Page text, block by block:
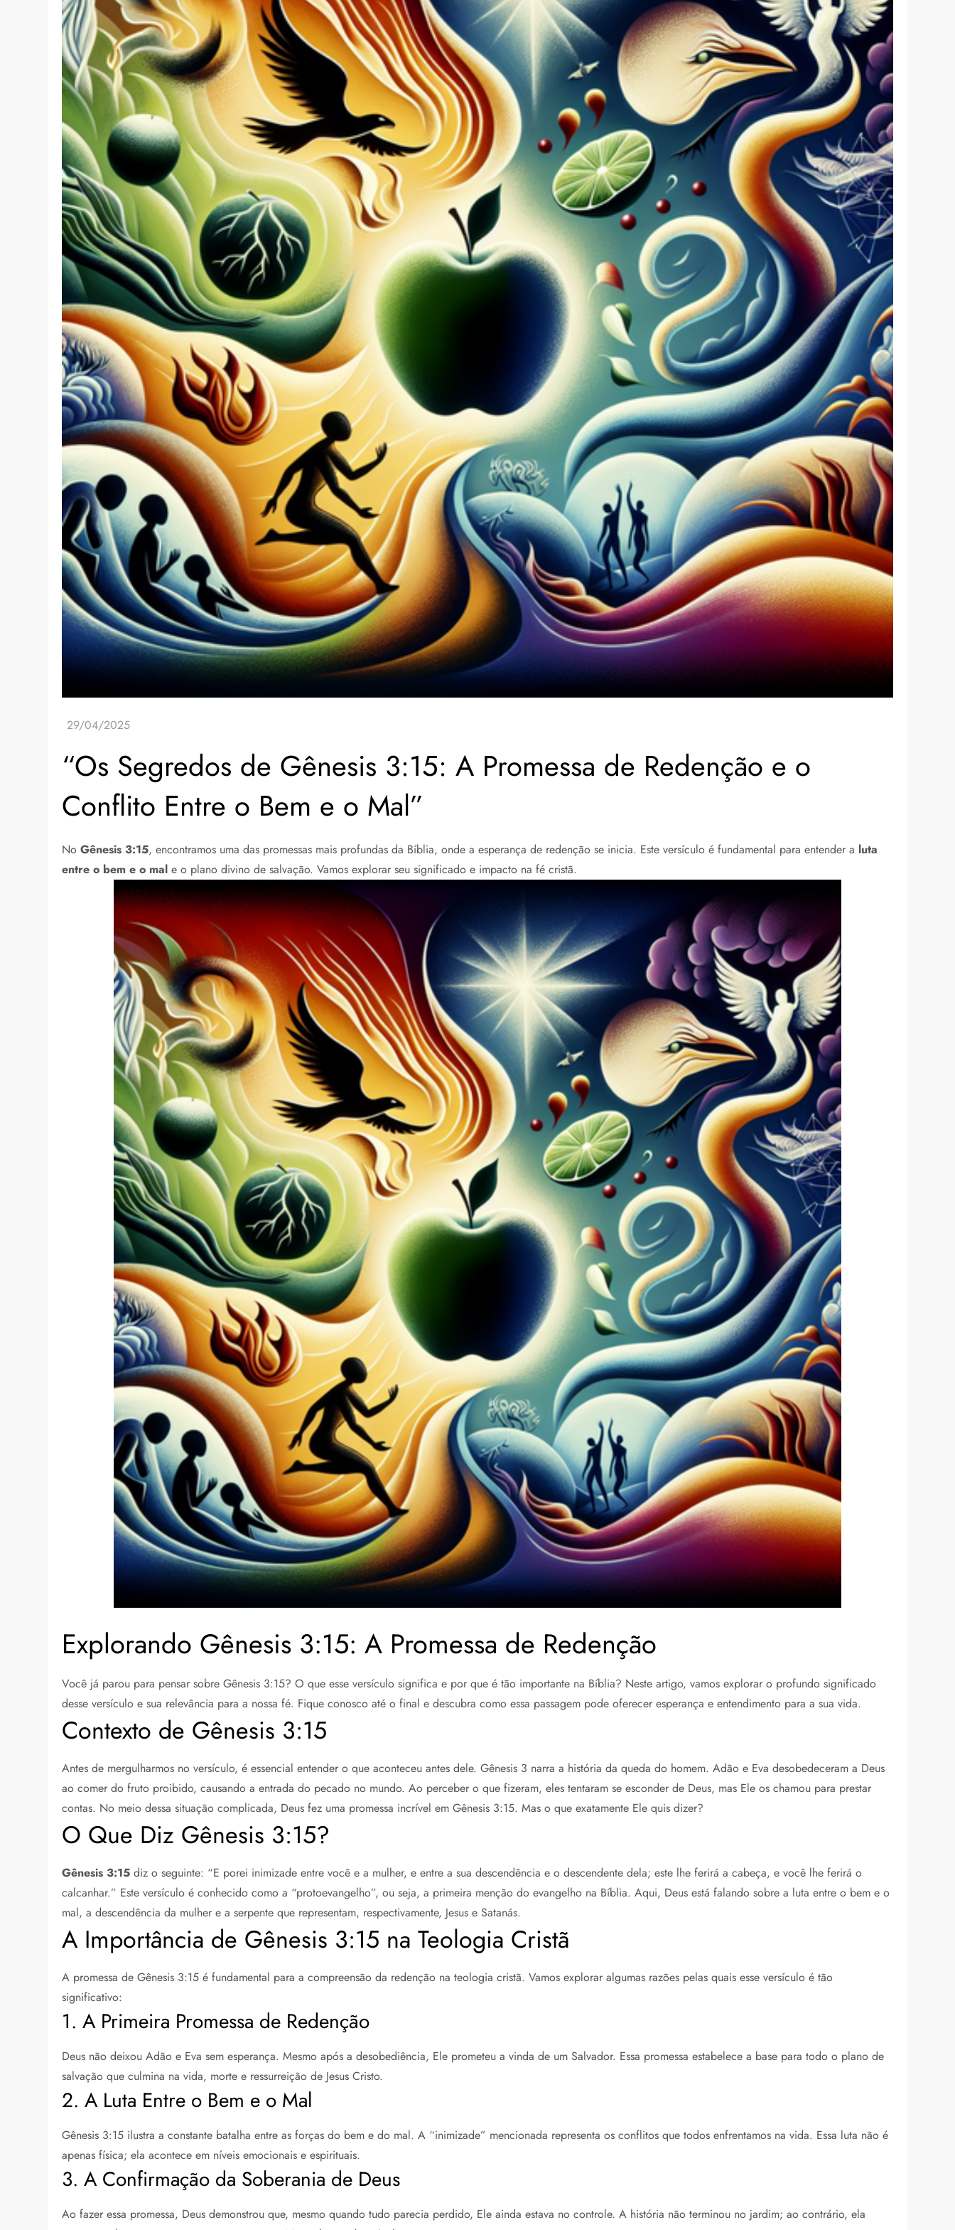
“Os Segredos de Gênesis 3:15: A Promessa de Redenção e o
Conflito Entre o Bem e o Mal”
NoGênesis 3:15, encontramos uma das promessas mais profundas da Bíblia, onde a esperança de redenção se inicia. Este versículo é fundamental para entender a luta
entre o bem e o mal e o plano divino de salvação. Vamos explorar seu significado e impacto na fé cristã.
Explorando Gênesis 3:15: A Promessa de Redenção
Você já parou para pensar sobre Gênesis 3:15? O que esse versículo significa e por que é tão importante na Bíblia? Neste artigo, vamos explorar o profundo significado
desse versículo e sua relevância para a nossa fé. Fique conosco até o final e descubra como essa passagem pode oferecer esperança e entendimento para a sua vida.
Contexto de Gênesis 3:15
Antes de mergulharmos no versículo, é essencial entender o que aconteceu antes dele. Gênesis 3 narra a história da queda do homem. Adão e Eva desobedeceram a Deus
ao comer do fruto proibido, causando a entrada do pecado no mundo. Ao perceber o que fizeram, eles tentaram se esconder de Deus, mas Ele os chamou para prestar
contas. No meio dessa situação complicada, Deus fez uma promessa incrível em Gênesis 3:15. Mas o que exatamente Ele quis dizer?
O Que Diz Gênesis 3:15?
Gênesis 3:15 diz o seguinte: “E porei inimizade entre você e a mulher, e entre a sua descendência e o descendente dela; este lhe ferirá a cabeça, e você lhe ferirá o
calcanhar.” Este versículo é conhecido como a “protoevangelho”, ou seja, a primeira menção do evangelho na Bíblia. Aqui, Deus está falando sobre a luta entre o bem e o
mal, a descendência da mulher e a serpente que representam, respectivamente, Jesus e Satanás.
A Importância de Gênesis 3:15 na Teologia Cristã
A promessa de Gênesis 3:15 é fundamental para a compreensão da redenção na teologia cristã. Vamos explorar algumas razões pelas quais esse versículo é tão
significativo:
1. A Primeira Promessa de Redenção
Deus não deixou Adão e Eva sem esperança. Mesmo após a desobediência, Ele prometeu a vinda de um Salvador. Essa promessa estabelece a base para todo o plano de
salvação que culmina na vida, morte e ressurreição de Jesus Cristo.
2. A Luta Entre o Bem e o Mal
Gênesis 3:15 ilustra a constante batalha entre as forças do bem e do mal. A “inimizade” mencionada representa os conflitos que todos enfrentamos na vida. Essa luta não é
apenas física; ela acontece em níveis emocionais e espirituais.
3. A Confirmação da Soberania de Deus
Ao fazer essa promessa, Deus demonstrou que, mesmo quando tudo parecia perdido, Ele ainda estava no controle. A história não terminou no jardim; ao contrário, ela